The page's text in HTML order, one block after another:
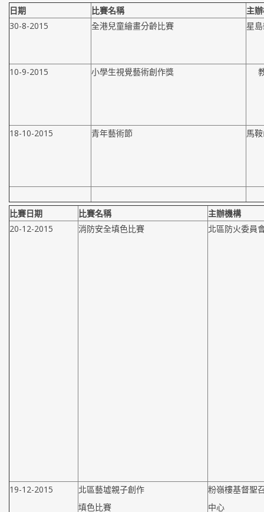
日期 比賽名稱
主
30-8-2015
全港兒童繪畫分齡比賽 星
10-9-2015 小學生視覺藝術創作獎
18-10-2015 青年藝術節 馬
比賽日期 比賽名稱
主辦機構
20-12-2015
消防安全填色比賽 北區防火委員
19-12-2015
北區藝墟親子創作
填色比賽
粉嶺樓基督聖
中心